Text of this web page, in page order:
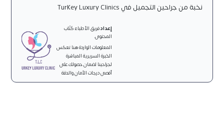
نخبة من جراحين التجميل في Turkey Luxury Clinics
إعدادفريق الأطباء كُتّاب
المحتوى.
المعلومات الواردة هنا تعكس
الخبرة السريرية المباشرة
لجراحينا لضمان حصولك على
أقصى درجات الأمان والدقة